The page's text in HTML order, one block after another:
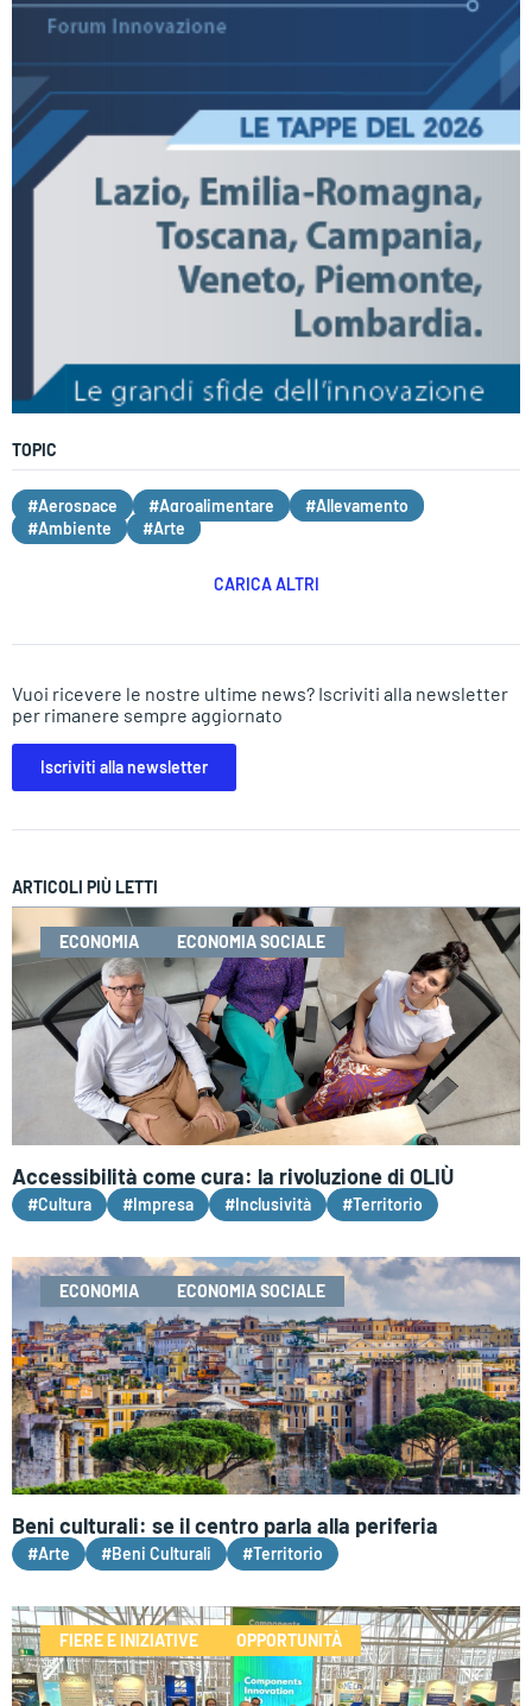
TOPIC
#Aerospace #Agroalimentare
#Allevamento
#Ambiente
#Arte
CARICA ALTRI
Vuoi ricevere le nostre ultime news? Iscriviti alla newsletter
per rimanere sempre aggiornato
Iscriviti alla newsletter
ARTICOLI PIÙ LETTI
ECONOMIA ECONOMIA SOCIALE
Accessibilità come cura: la rivoluzione di OLIÙ
#Cultura #Impresa #Inclusività #Territorio
ECONOMIA ECONOMIA SOCIALE
Beni culturali: se il centro parla alla periferia
#Arte #Beni Culturali #Territorio
FIERE E INIZIATIVE OPPORTUNITÀ